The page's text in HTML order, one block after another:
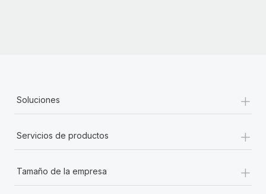
Soluciones +
Servicios de productos +
Tamaño de la empresa +